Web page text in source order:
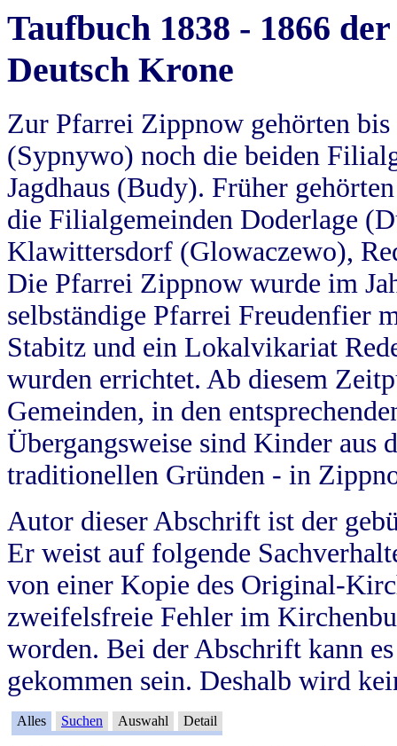
Taufbuch 1838 - 1866
Deutsch Krone
Zur Pfarrei Zippnow gehörten
(Sypnywo) noch die beiden
Jagdhaus (Budy). Früher
die Filialgemeinden Doderlage
Klawittersdorf (Glowaczewo),
Die Pfarrei Zippnow wurde im
selbständige Pfarrei Freudenfier
Stabitz und ein Lokalvikariat
wurden errichtet. Ab diesem
Gemeinden, in den
Übergangsweise sind Kinder aus
traditionellen Gründen - in
Autor dieser Abschrift ist der
Er weist auf folgende
von einer Kopie des Original-
zweifelsfreie Fehler im
worden. Bei der Abschrift kann
gekommen sein. Deshalb wird
Alles Suchen Auswahl Detail